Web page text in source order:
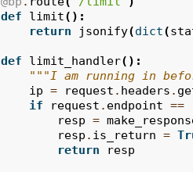
def
limit():
return
jsonify(dict(
def limit_handler():
"""I am running in
ip = request . headers .
if
request . endpoint ==
resp =
resp . is_return =
return
resp